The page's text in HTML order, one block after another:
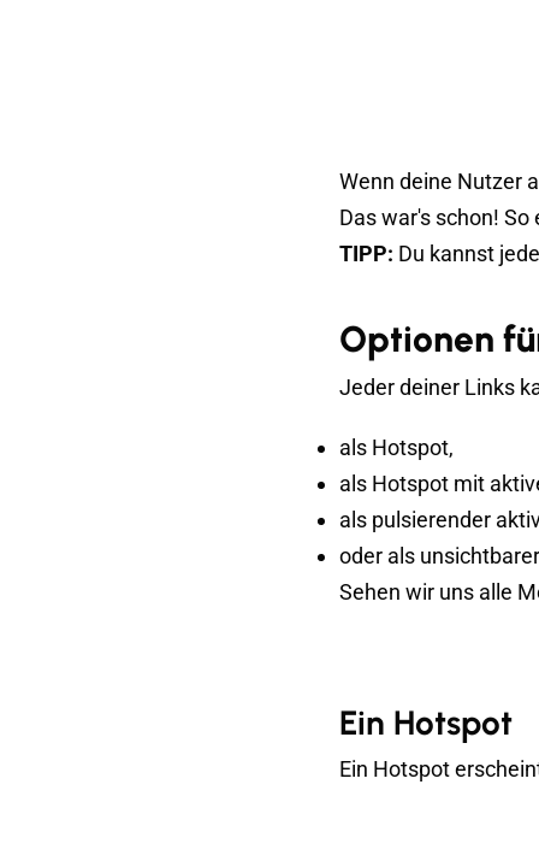
Wenn deine Nutzer
Das war's schon!
TIPP: Du kannst
Optionen
Jeder deiner Links
als Hotspot,
als Hotspot mit
als pulsierender
oder als
Sehen wir uns alle
Ein Hotspot
Ein Hotspot